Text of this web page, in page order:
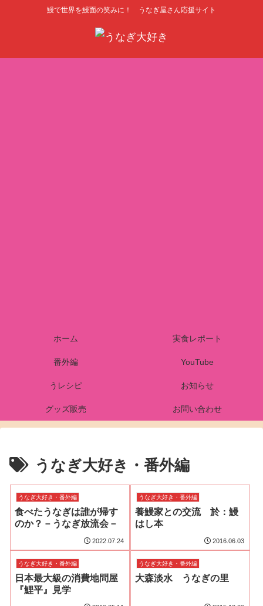
鰻で世界を鰻面の笑みに！ うなぎ屋さん応援サイト
ホーム 実食レポート
番外編 YouTube
うレシピ お知らせ
グッズ販売 お問い合わせ
うなぎ大好き・番外編
うなぎ大好き・番外編
食べたうなぎは誰が帰す
のか？－うなぎ放流会－
2022.07.24
うなぎ大好き・番外編
養鰻家との交流 於：鰻
はし本
2016.06.03
うなぎ大好き・番外編
日本最大級の消費地問屋
『鯉平』見学
うなぎ大好き・番外編
大森淡水 うなぎの里